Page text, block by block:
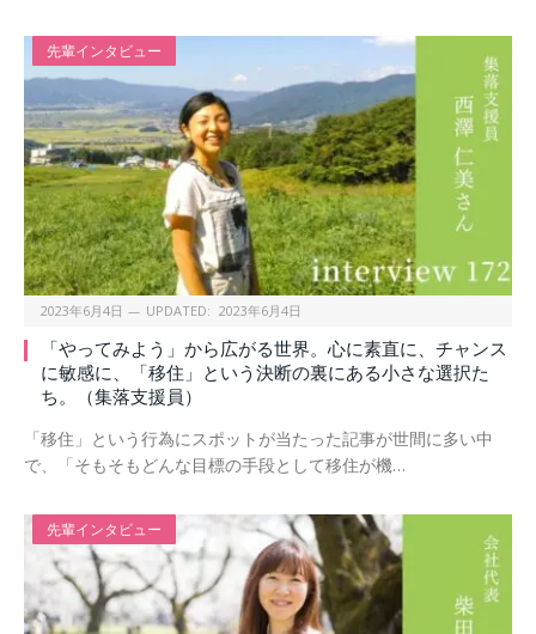
先輩インタビュー
2023年6月4日 UPDATED: 2023年6月4日
「やってみよう」から広がる世界。心に素直に、チャンス
に敏感に、「移住」という決断の裏にある小さな選択た
ち。（集落支援員）
「移住」という行為にスポットが当たった記事が世間に多い中
で、「そもそもどんな目標の手段として移住が機…
先輩インタビュー